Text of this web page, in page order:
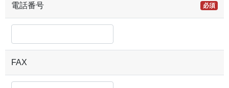
電話番号 必須
FAX